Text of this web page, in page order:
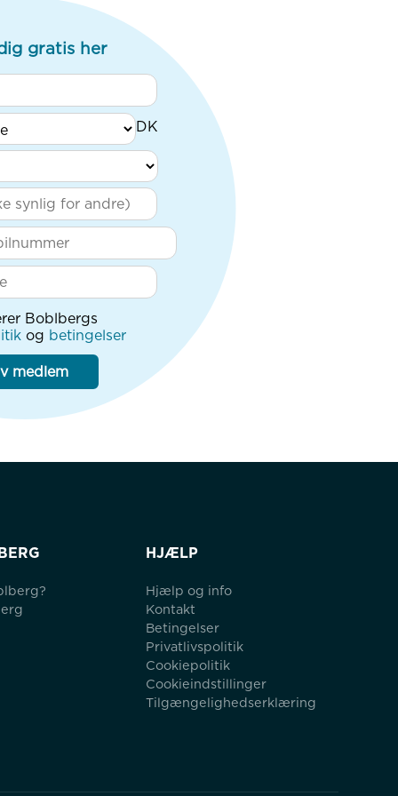
gratis her
Boblbergs
og betingelser
medlem
HJÆLP
Hjælp og info
Kontakt
Betingelser
Privatlivspolitik
Cookiepolitik
Cookieindstillinger
Tilgængelighedserklæring